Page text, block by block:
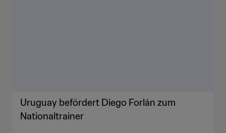
Uruguay befördert Diego Forlán zum
Nationaltrainer